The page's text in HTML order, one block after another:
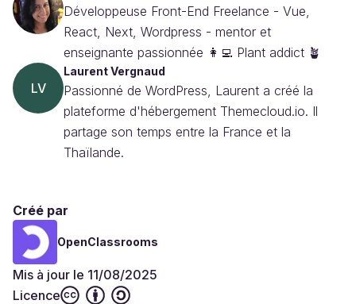
Développeuse Front-End Freelance - Vue,
React, Next, Wordpress - mentor et
enseignante passionnée 👩‍💻 Plant addict 🪴
LV
Laurent Vergnaud
Passionné de WordPress, Laurent a créé la
plateforme d'hébergement Themecloud.io. Il
partage son temps entre la France et la
Thaïlande.
Créé par
OpenClassrooms
Mis à jour le 11/08/2025
Licence